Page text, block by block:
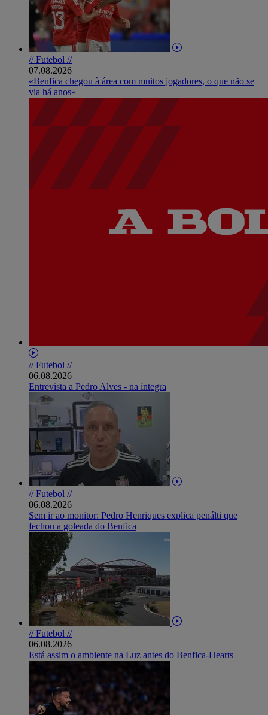
// Futebol //
07.08.2026
«Benfica chegou à área com muitos jogadores, o que não se
via há anos»
// Futebol //
06.08.2026
Entrevista a Pedro Alves - na íntegra
// Futebol //
06.08.2026
Sem ir ao monitor: Pedro Henriques explica penálti que
fechou a goleada do Benfica
// Futebol //
06.08.2026
Está assim o ambiente na Luz antes do Benfica-Hearts